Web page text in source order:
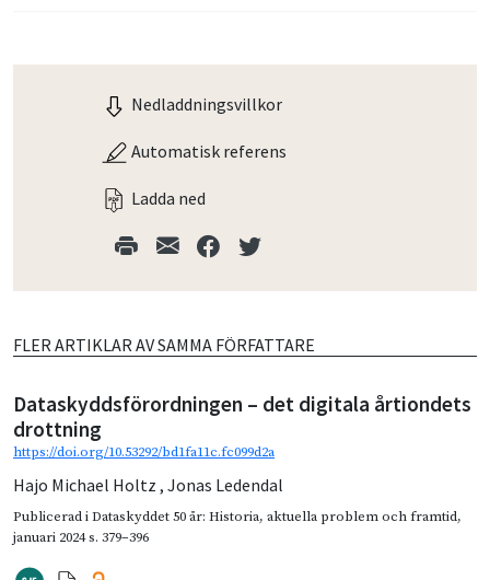
Nedladdningsvillkor
Automatisk referens
Ladda ned
FLER ARTIKLAR AV SAMMA FÖRFATTARE
Dataskyddsförordningen – det digitala årtiondets
drottning
https://doi.org/10.53292/bd1fa11c.fc099d2a
Hajo Michael Holtz , Jonas Ledendal
Publicerad iDataskyddet 50 år: Historia, aktuella problem och framtid,
januari 2024s. 379–396